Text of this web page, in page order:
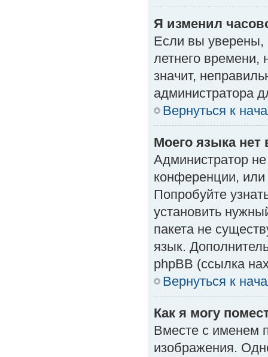
Я изменил
Если вы уверены,
летнего времени,
значит,
администратора
Вернуться к
Моего языка нет
Администратор
конференции,
Попробуйте
установить
пакета не
язык.
phpBB (ссылка
Вернуться к
Как я могу
Вместе с именем
изображения.